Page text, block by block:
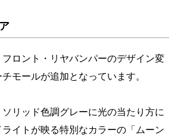
ロント・リヤバンパーのデザイン変
モールが追加となっています。
リッド色調グレーに光の当たり方に
イトが映る特別なカラーの「ムーン